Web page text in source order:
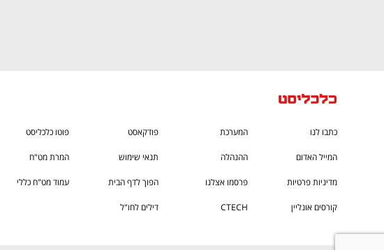
כתבו לנו המערכת פודקאסט פוטו כלכליסט
המייל האדום ההנהלה תנאי שימוש המרת מט"ח
מדיניות פרטיות פרסמו אצלנו הפוך לדף הבית עמוד מט"ח כללי
קורסים אונליין CTECH
דילים לחו"ל